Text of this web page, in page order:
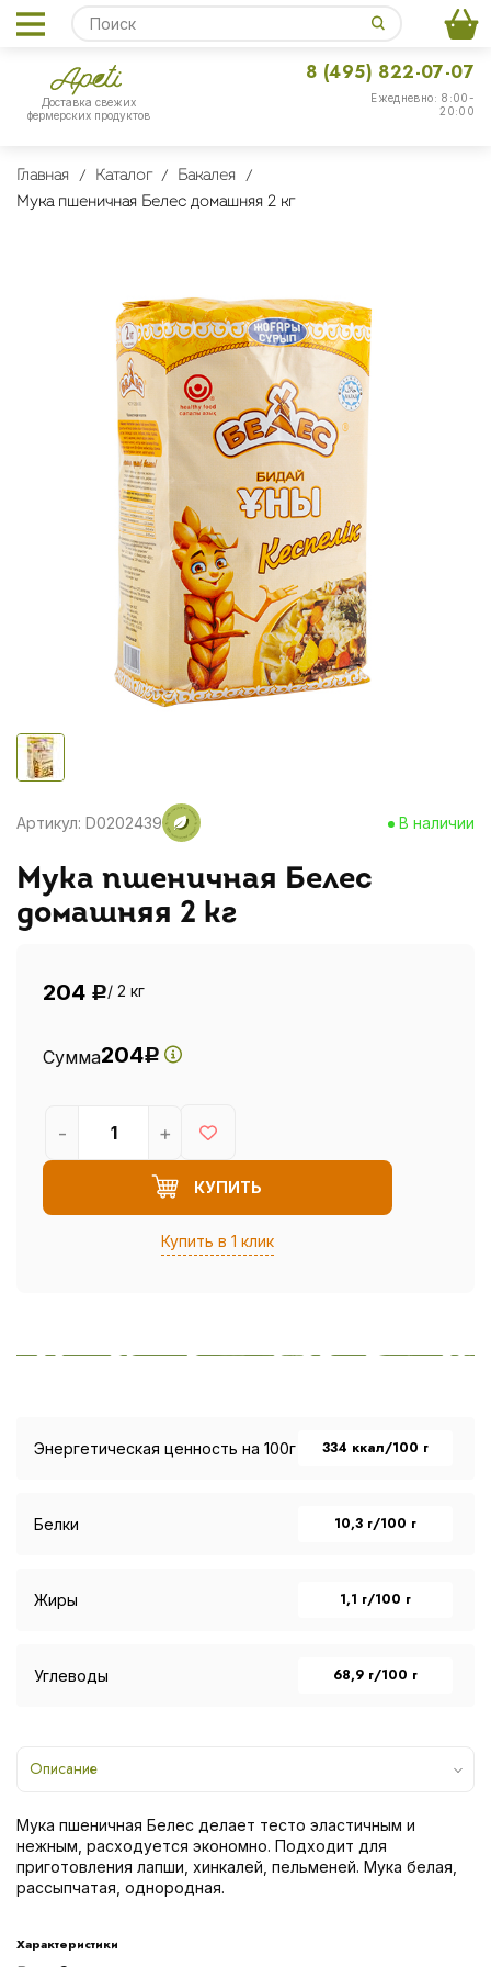
Доставка свежих
фермерских продуктов
Ежедневно: 8:00-
20:00
8 (495) 822-07-07
Главная Каталог
Бакалея
Мука пшеничная Белес домашняя 2 кг
Артикул: D0202439 В наличии
Мука пшеничная Белес
домашняя 2 кг
204 Р/ 2 кг
Сумма204Р
КУПИТЬ
Купить в 1 клик
- +
Энергетическая ценность на 100г 334 ккал/100 г
Белки 10,3 г/100 г
Жиры 1,1 г/100 г
Углеводы 68,9 г/100 г
Описание
Мука пшеничная Белес делает тесто эластичным и
нежным, расходуется экономно. Подходит для
приготовления лапши, хинкалей, пельменей. Мука белая,
рассыпчатая, однородная.
Характеристики